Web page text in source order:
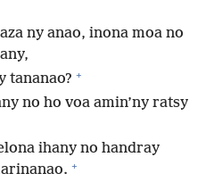
ny anao, inona moa no
tananao? +
no ho voa amin’ny ratsy
ihany no handray
+